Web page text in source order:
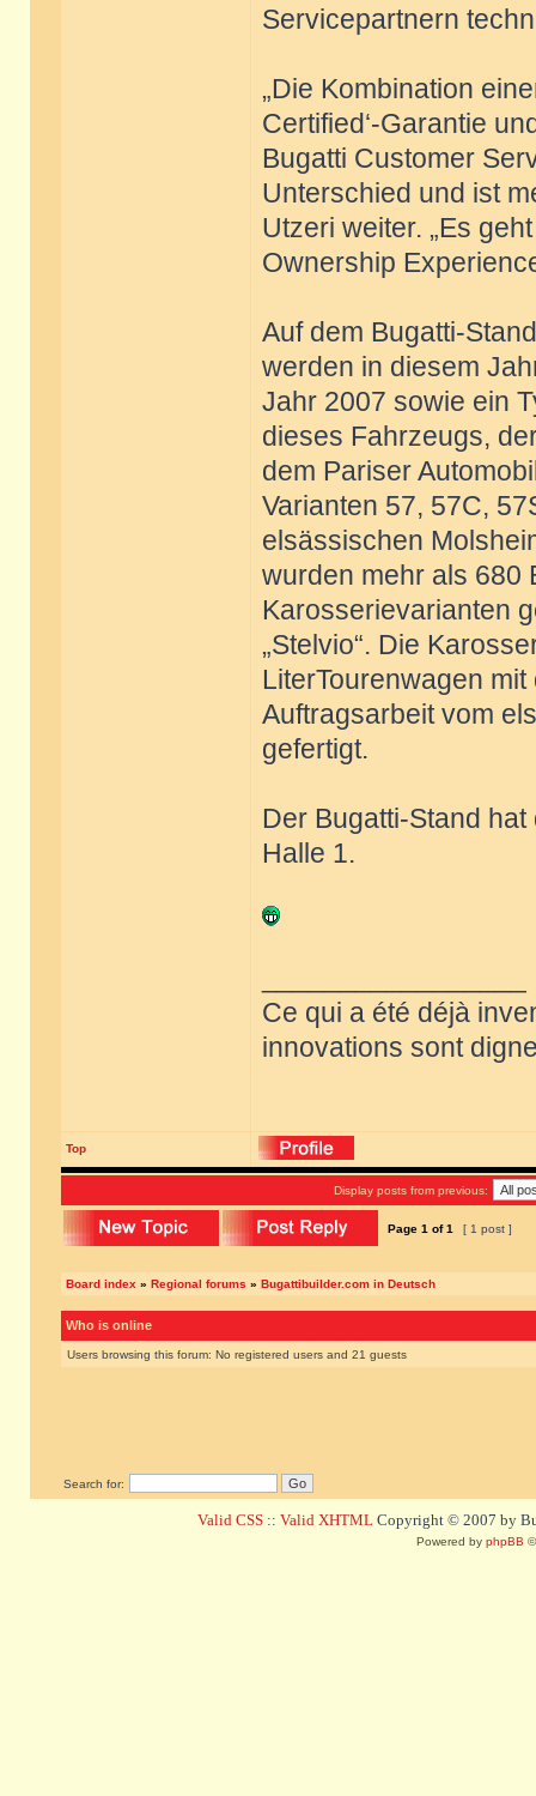
Servicepartnern
„Die Kombination
Certified‘-Garantie
Bugatti Customer
Unterschied und ist
Utzeri weiter. „Es
Ownership
Auf dem Bugatti-
werden in diesem
Jahr 2007 sowie ein
dieses Fahrzeugs,
dem Pariser
Varianten 57, 57C,
elsässischen
wurden mehr als 680
Karosserievarianten
„Stelvio“. Die
LiterTourenwagen
Auftragsarbeit vom
gefertigt.
Der Bugatti-Stand
Halle 1.
Ce qui a été déjà
innovations sont
Top
Display posts from previous:
Page 1 of1 [ 1 post ]
Board index » Regional forums » Bugattibuilder.com in Deutsch
Who is online
Users browsing this forum: No registered users and 21 guests
Search for:
Valid CSS :: Valid XHTML Copyright © 2007 by
Powered by phpBB